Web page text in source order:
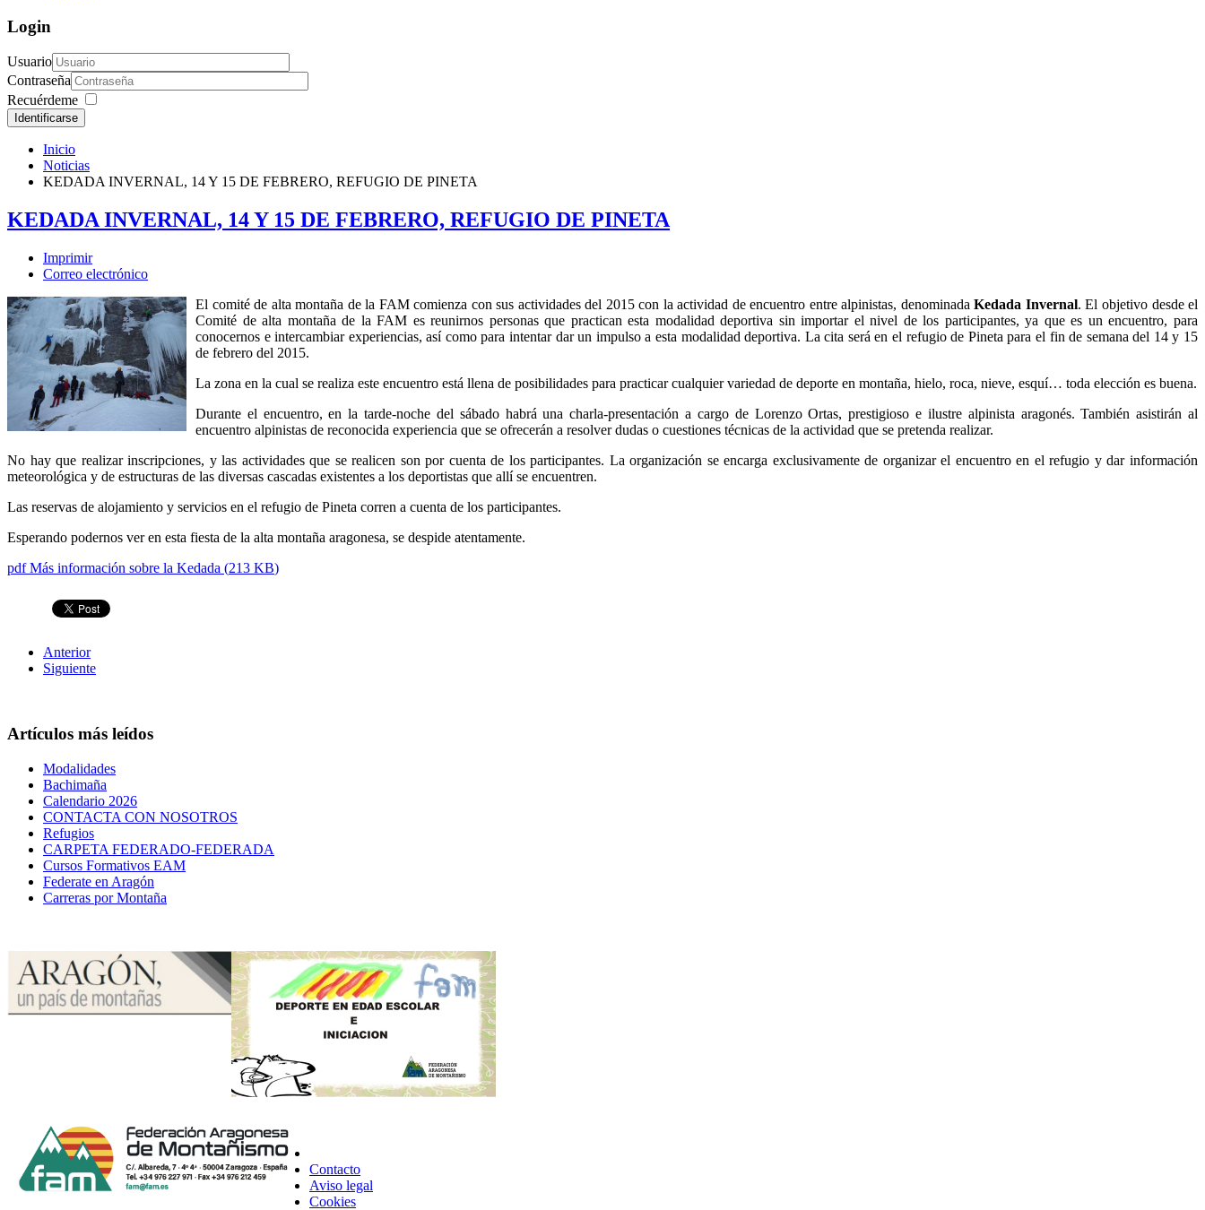
Login
Usuario
Contraseña
Recuérdeme
Identificarse
Inicio
Noticias
KEDADA INVERNAL, 14 Y 15 DE FEBRERO, REFUGIO DE PINETA
KEDADA INVERNAL, 14 Y 15 DE FEBRERO, REFUGIO DE PINETA
Imprimir
Correo electrónico
El comité de alta montaña de la FAM comienza con sus actividades del 2015 con la actividad de encuentro entre alpinistas, denominadaKedada Invernal. El objetivo desde el
Comité de alta montaña de la FAM es reunirnos personas que practican esta modalidad deportiva sin importar el nivel de los participantes, ya que es un encuentro, para
conocernos e intercambiar experiencias, así como para intentar dar un impulso a esta modalidad deportiva. La cita será en el refugio de Pineta para el fin de semana del 14 y 15
de febrero del 2015.
La zona en la cual se realiza este encuentro está llena de posibilidades para practicar cualquier variedad de deporte en montaña, hielo, roca, nieve, esquí… toda elección es buena.
Durante el encuentro, en la tarde-noche del sábado habrá una charla-presentación a cargo de Lorenzo Ortas, prestigioso e ilustre alpinista aragonés. También asistirán al
encuentro alpinistas de reconocida experiencia que se ofrecerán a resolver dudas o cuestiones técnicas de la actividad que se pretenda realizar.
No hay que realizar inscripciones, y las actividades que se realicen son por cuenta de los participantes. La organización se encarga exclusivamente de organizar el encuentro en el refugio y dar información
meteorológica y de estructuras de las diversas cascadas existentes a los deportistas que allí se encuentren.
Las reservas de alojamiento y servicios en el refugio de Pineta corren a cuenta de los participantes.
Esperando podernos ver en esta fiesta de la alta montaña aragonesa, se despide atentamente.
pdfMás información sobre la Kedada (213 KB)
Anterior
Siguiente
Artículos más leídos
Modalidades
Bachimaña
Calendario 2026
CONTACTA CON NOSOTROS
Refugios
CARPETA FEDERADO-FEDERADA
Cursos Formativos EAM
Federate en Aragón
Carreras por Montaña
Contacto
Aviso legal
Cookies